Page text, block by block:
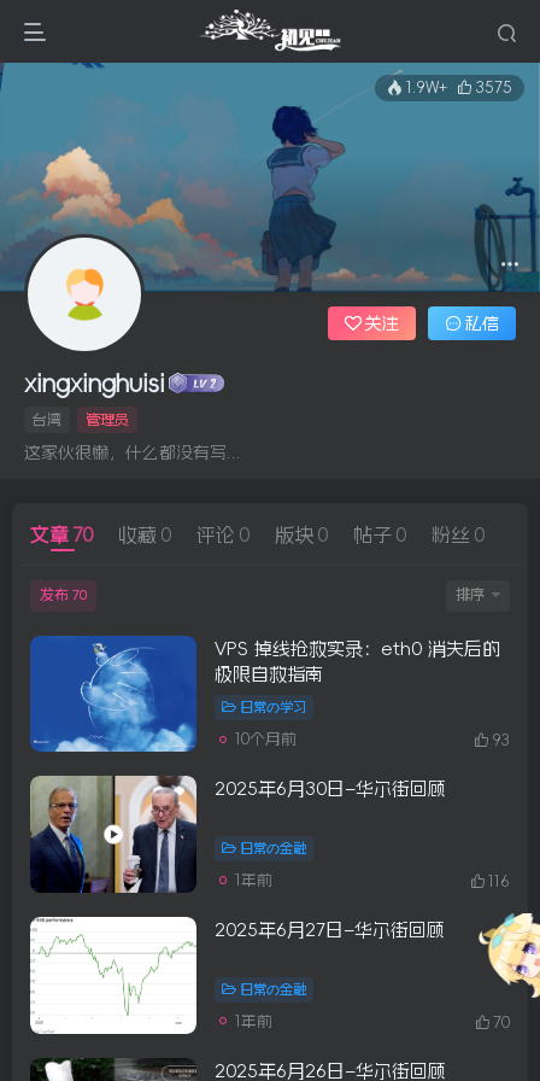
1.9W+ 3575
xingxinghuisi
台湾 管理员
这家伙很懒，什么都没有写...
关注 私信
文章 70 收藏 0 评论 0 版块 0 帖子 0 粉丝 0
发布 70 排序
VPS 掉线抢救实录：eth0 消失后的
极限自救指南
日常の学习
10个月前 93
2025年6月30日–华尔街回顾
日常の金融
1年前 116
2025年6月27日–华尔街回顾
日常の金融
1年前 70
2025年6月26日–华尔街回顾